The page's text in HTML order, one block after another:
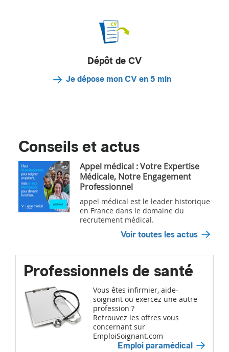
Dépôt de CV
Je dépose mon CV en 5 min
Conseils et actus
Appel médical : Votre Expertise
Médicale, Notre Engagement
Professionnel
appel médical est le leader historique
en France dans le domaine du
recrutement médical.
Voir toutes les actus
Professionnels de santé
Vous êtes infirmier, aide-
soignant ou exercez une autre
profession ?
Retrouvez les offres vous
concernant sur
EmploiSoignant.com
Emploi paramédical